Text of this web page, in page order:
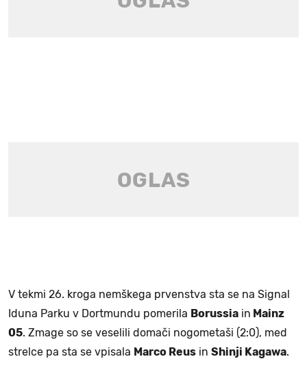
V tekmi 26. kroga nemškega prvenstva sta se na Signal
Iduna Parku v Dortmundu pomerila Borussia in Mainz
05. Zmage so se veselili domači nogometaši (2:0), med
strelce pa sta se vpisala Marco Reus in Shinji Kagawa.